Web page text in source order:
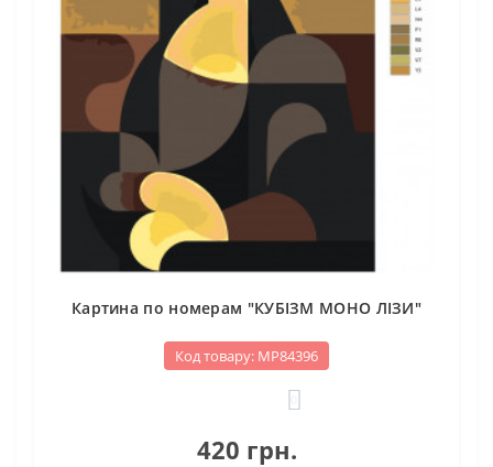
Картина по номерам "КУБІЗМ МОНО ЛІЗИ"
Код товару: МР84396
420 грн.